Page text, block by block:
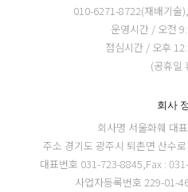
010-6271-8722(재배기술
운영시간 / 오전
점심시간 / 오후
(공휴일
회사
회사명 서울화훼 대
주소 경기도 광주시 퇴촌면 산수
대표번호 031-723-8845,Fax :
사업자등록번호 229-01-